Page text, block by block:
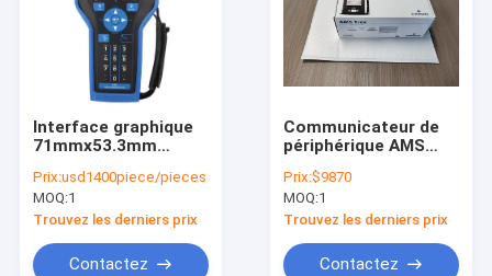
Interface graphique
71mmx53.3mm
gigaoctet Hart Field
Communicator 475
Prix:usd1400piece/pieces
MOQ:1
Trouvez les derniers prix
Contactez
Communicateur de
périphérique AMS
TREX2LHPKLWS3S
Prix:$9870
MOQ:1
Trouvez les derniers prix
Contactez